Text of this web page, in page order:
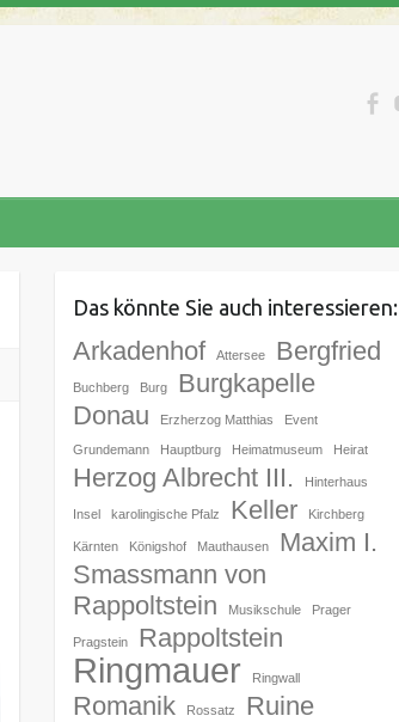
Das könnte Sie auch interessieren:
Arkadenhof Attersee Bergfried
Buchberg Burg
Burgkapelle
Donau
Erzherzog Matthias Event
Grundemann Hauptburg Heimatmuseum Heirat
Herzog Albrecht III. Hinterhaus
Insel karolingische Pfalz Keller Kirchberg
Kärnten Königshof Mauthausen
Maxim I.
Smassmann von
Rappoltstein
Musikschule Prager
Pragstein Rappoltstein
Ringmauer Ringwall
Romanik Rossatz
Ruine